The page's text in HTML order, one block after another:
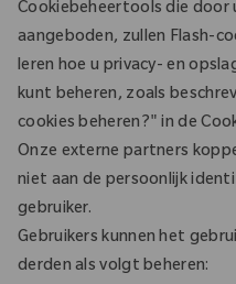
Cookiebeheertools die door
aangeboden, zullen Flash-
leren hoe u privacy- en
kunt beheren, zoals
cookies beheren?" in de
Onze externe partners
niet aan de persoonlijk
gebruiker.
Gebruikers kunnen het
derden als volgt beheren: